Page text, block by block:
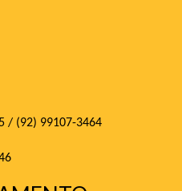
/ (92) 99107-3464